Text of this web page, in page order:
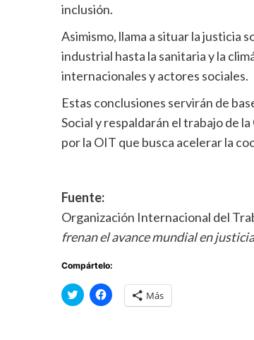
inclusión.
Asimismo, llama a situar la justicia
industrial hasta la sanitaria y la
internacionales y actores sociales.
Estas conclusiones servirán de
Social y respaldarán el trabajo de la
por la OIT que busca acelerar la
Fuente:
Organización Internacional del
frenan el avance mundial en
Compártelo:
Haz
clic
Haz
clic Más